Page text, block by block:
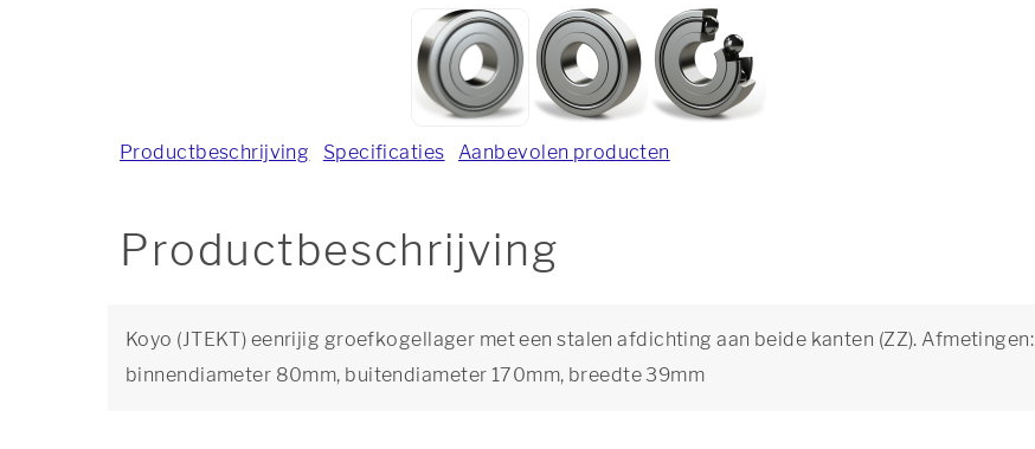
Productbeschrijving Specificaties Aanbevolen producten
Productbeschrijving
Koyo (JTEKT) eenrijig groefkogellager met een stalen afdichting aan beide kanten (ZZ). Afmetingen:
binnendiameter 80mm, buitendiameter 170mm, breedte 39mm